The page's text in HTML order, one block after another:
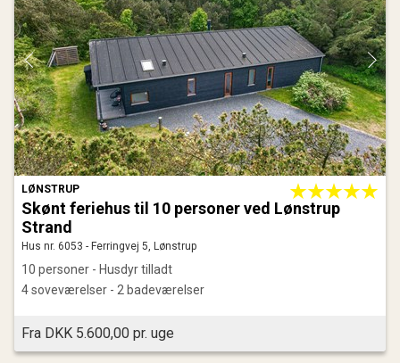
LØNSTRUP
Skønt feriehus til 10 personer ved Lønstrup
Strand
Hus nr. 6053 - Ferringvej 5, Lønstrup
10 personer - Husdyr tilladt
4 soveværelser - 2 badeværelser
Fra DKK 5.600,00 pr. uge